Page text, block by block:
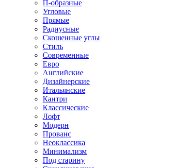
П-образные
Угловые
Прямые
Радиусные
Скошенные углы
Стиль
Современные
Евро
Английские
Дизайнерские
Итальянские
Кантри
Классические
Лофт
Модерн
Прованс
Неоклассика
Минимализм
Под старину